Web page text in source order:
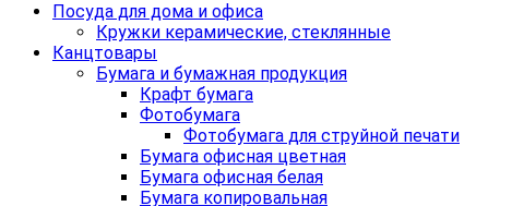
Посуда для дома и офиса
Кружки керамические, стеклянные
Канцтовары
Бумага и бумажная продукция
Крафт бумага
Фотобумага
Фотобумага для струйной печати
Бумага офисная цветная
Бумага офисная белая
Бумага копировальная